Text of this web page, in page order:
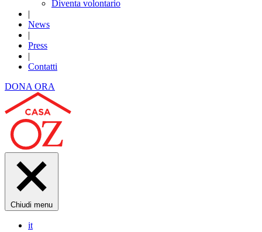
Diventa volontario
|
News
|
Press
|
Contatti
DONA ORA
Chiudi menu
it